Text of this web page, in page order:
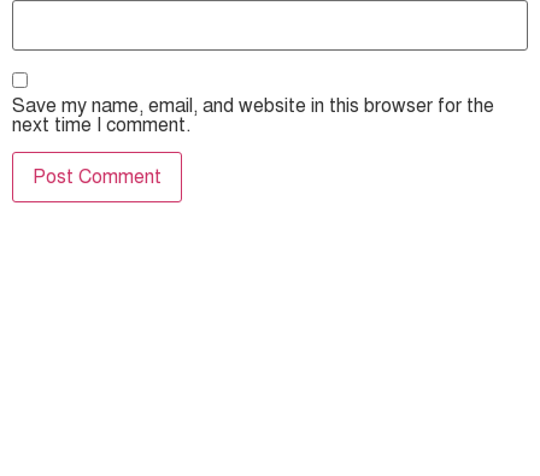
Save my name, email, and website in this browser for the
next time I comment.